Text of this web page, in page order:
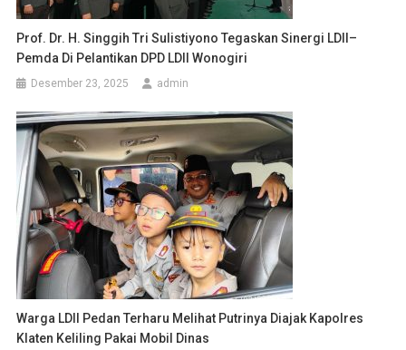
Prof. Dr. H. Singgih Tri Sulistiyono Tegaskan Sinergi LDII–
Pemda Di Pelantikan DPD LDII Wonogiri
Desember 23, 2025 admin
Warga LDII Pedan Terharu Melihat Putrinya Diajak Kapolres
Klaten Keliling Pakai Mobil Dinas